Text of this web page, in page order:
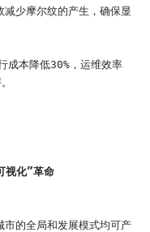
少摩尔纹的产生，确保显
成本降低30%，运维效率
视化”革命
市的全局和发展模式均可产